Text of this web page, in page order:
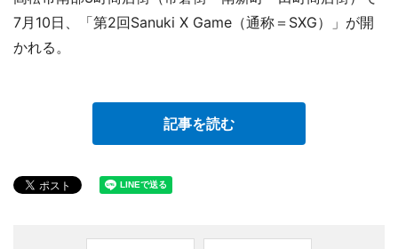
7月10日、「第2回Sanuki X Game（通称＝SXG）」が開
かれる。
記事を読む